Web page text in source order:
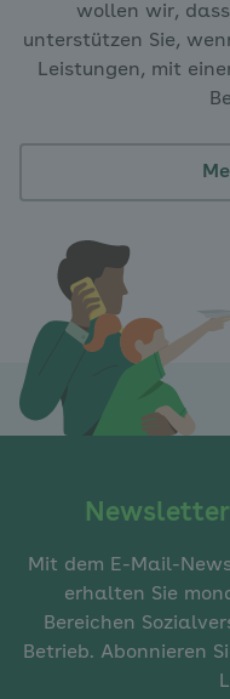
wollen wir,
unterstützen Sie,
Leistungen, mit
Newsletter
Mit dem E-Mail-
erhalten Sie
Bereichen
Betrieb. Abonnieren